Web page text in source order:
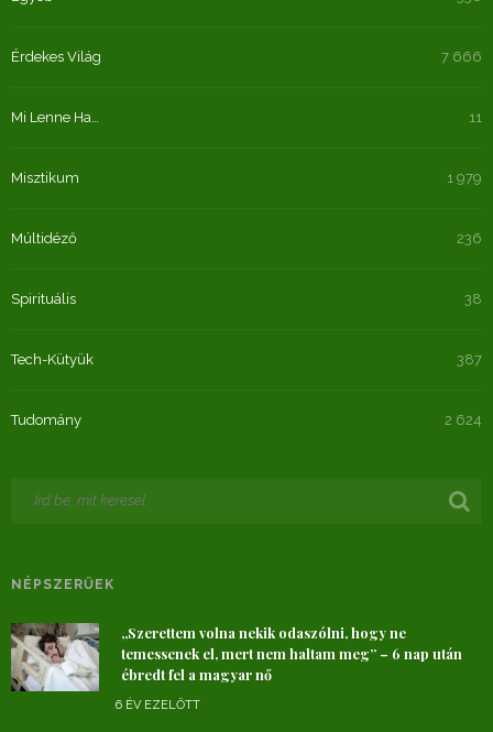
Érdekes Világ 7 666
Mi Lenne Ha… 11
Misztikum 1 979
Múltidéző 236
Spirituális 38
Tech-Kütyük 387
Tudomány 2 624
NÉPSZERŰEK
„Szerettem volna nekik odaszólni, hogy ne
temessenek el, mert nem haltam meg” – 6 nap után
ébredt fel a magyar nő
6 ÉV EZELŐTT